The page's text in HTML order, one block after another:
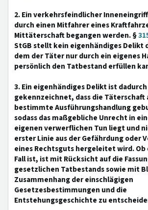
2. Ein verkehrsfeindlicher
durch einen Mitfahrer eines
Mittäterschaft begangen werden. §
StGB stellt kein eigenhändiges Delikt
dem der Täter nur durch ein eigenes
persönlich den Tatbestand erfüllen
3. Ein eigenhändiges Delikt ist dadurch
gekennzeichnet, dass die Täterschaft
bestimmte Ausführungshandlung
sodass das maßgebliche Unrecht in
eigenen verwerflichen Tun liegt und
erster Linie aus der Gefährdung oder
eines Rechtsguts hergeleitet wird. Ob
Fall ist, ist mit Rücksicht auf die
gesetzlichen Tatbestands sowie mit
Zusammenhang der einschlägigen
Gesetzesbestimmungen und die
Entstehungsgeschichte zu